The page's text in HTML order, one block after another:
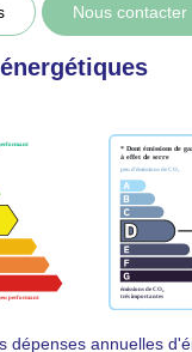
Nous contacter
dépenses annuelles